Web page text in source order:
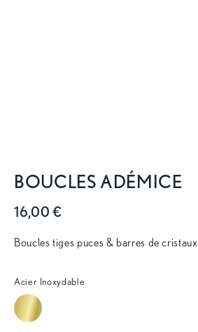
BOUCLES ADÉMICE
16,00 €
Boucles tiges puces & barres de cristaux
Acier Inoxydable